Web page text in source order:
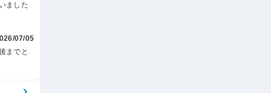
ました
07/05
までと